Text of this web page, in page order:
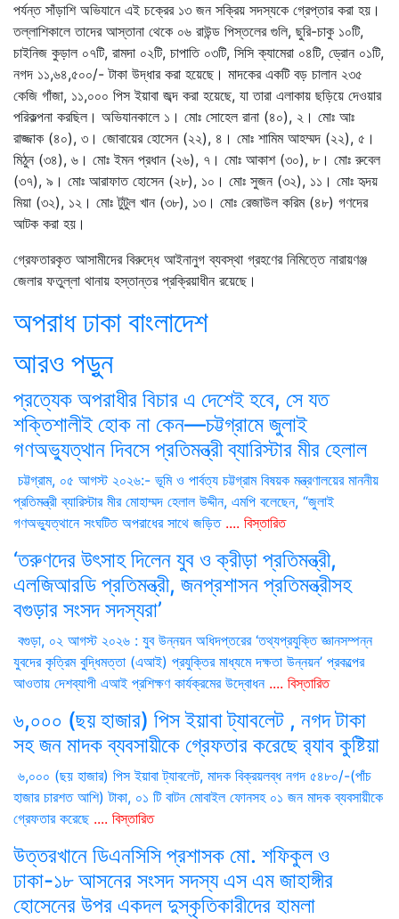
পর্যন্ত সাঁড়াশি অভিযানে এই চক্রের ১৩ জন সক্রিয় সদস্যকে গ্রেপ্তার করা হয়।
তল্লাশিকালে তাদের আস্তানা থেকে ০৬ রাউন্ড পিস্তলের গুলি, ছুরি-চাকু ১০টি,
চাইনিজ কুড়াল ০৭টি, রামদা ০২টি, চাপাতি ০৩টি, সিসি ক্যামেরা ০৪টি, ড্রোন ০১টি,
নগদ ১১,৬৪,৫০০/- টাকা উদ্ধার করা হয়েছে। মাদকের একটি বড় চালান ২৩৫
কেজি গাঁজা, ১১,০০০ পিস ইয়াবা জব্দ করা হয়েছে, যা তারা এলাকায় ছড়িয়ে দেওয়ার
পরিকল্পনা করছিল। অভিযানকালে ১। মোঃ সোহেল রানা (৪০), ২। মোঃ আঃ
রাজ্জাক (৪০), ৩। জোবায়ের হোসেন (২২), ৪। মোঃ শামিম আহম্মদ (২২), ৫।
মিঠুন (৩৪), ৬। মোঃ ইমন প্রধান (২৬), ৭। মোঃ আকাশ (৩০), ৮। মোঃ রুবেল
(৩৭), ৯। মোঃ আরাফাত হোসেন (২৮), ১০। মোঃ সুজন (৩২), ১১। মোঃ হৃদয়
মিয়া (৩২), ১২। মোঃ টুটুল খান (৩৮), ১৩। মোঃ রেজাউল করিম (৪৮) গণদের
আটক করা হয়।
গ্রেফতারকৃত আসামীদের বিরুদ্ধে আইনানুগ ব্যবস্থা গ্রহণের নিমিত্তে নারায়ণঞ্জ
জেলার ফতুল্লা থানায় হস্তান্তর প্রক্রিয়াধীন রয়েছে।
অপরাধঢাকাবাংলাদেশ
আরও পড়ুন
প্রত্যেক অপরাধীর বিচার এ দেশেই হবে, সে যত
শক্তিশালীই হোক না কেন—চট্টগ্রামে জুলাই
গণঅভ্যুত্থান দিবসে প্রতিমন্ত্রী ব্যারিস্টার মীর হেলাল
চট্টগ্রাম, ০৫ আগস্ট ২০২৬:- ভূমি ও পার্বত্য চট্টগ্রাম বিষয়ক মন্ত্রণালয়ের মাননীয়
প্রতিমন্ত্রী ব্যারিস্টার মীর মোহাম্মদ হেলাল উদ্দীন, এমপি বলেছেন, “জুলাই
গণঅভ্যুত্থানে সংঘটিত অপরাধের সাথে জড়িত.... বিস্তারিত
‘তরুণদের উৎসাহ দিলেন যুব ও ক্রীড়া প্রতিমন্ত্রী,
এলজিআরডি প্রতিমন্ত্রী, জনপ্রশাসন প্রতিমন্ত্রীসহ
বগুড়ার সংসদ সদস্যরা’
বগুড়া, ০২ আগস্ট ২০২৬ : যুব উন্নয়ন অধিদপ্তরের ‘তথ্যপ্রযুক্তি জ্ঞানসম্পন্ন
যুবদের কৃত্রিম বুদ্ধিমত্তা (এআই) প্রযুক্তির মাধ্যমে দক্ষতা উন্নয়ন’ প্রকল্পের
আওতায় দেশব্যাপী এআই প্রশিক্ষণ কার্যক্রমের উদ্বোধন.... বিস্তারিত
৬,০০০ (ছয় হাজার) পিস ইয়াবা ট্যাবলেট , নগদ টাকা
সহ জন মাদক ব্যবসায়ীকে গ্রেফতার করেছে র‌্যাব কুষ্টিয়া
৬,০০০ (ছয় হাজার) পিস ইয়াবা ট্যাবলেট, মাদক বিক্রয়লব্ধ নগদ ৫৪৮০/-(পাঁচ
হাজার চারশত আশি) টাকা, ০১ টি বাটন মোবাইল ফোনসহ ০১ জন মাদক ব্যবসায়ীকে
গ্রেফতার করেছে.... বিস্তারিত
উত্তরখানে ডিএনসিসি প্রশাসক মো. শফিকুল ও
ঢাকা-১৮ আসনের সংসদ সদস্য এস এম জাহাঙ্গীর
হোসেনের উপর একদল দুস্কৃতিকারীদের হামলা